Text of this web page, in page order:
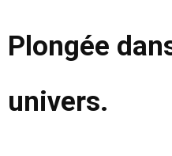
Plongée
univers.